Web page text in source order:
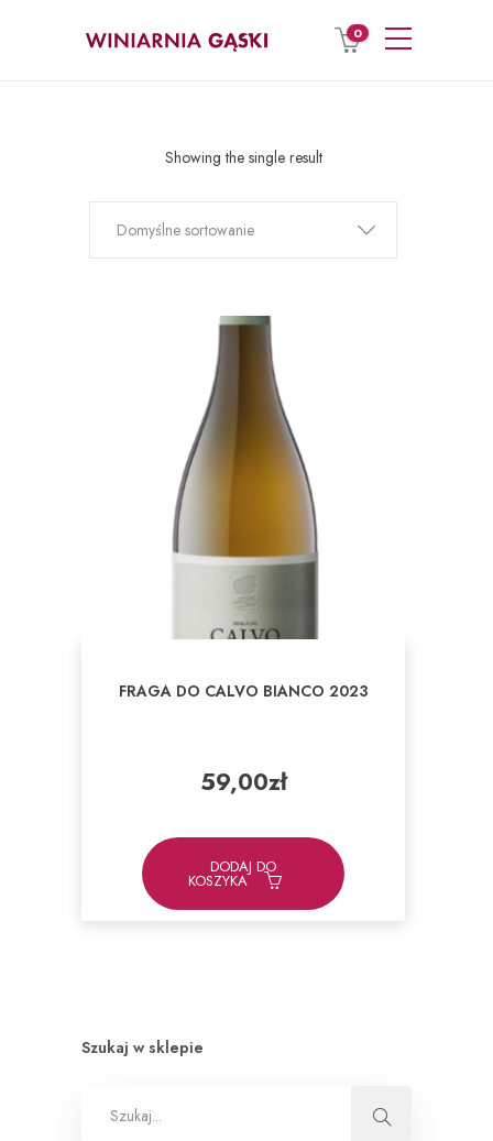
0
Showing the single result
Domyślne sortowanie
FRAGA DO CALVO BIANCO 2023
59,00zł
DODAJ DO
KOSZYKA
Szukaj w sklepie